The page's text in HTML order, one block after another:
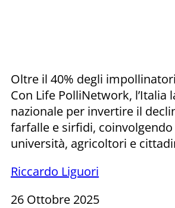
Oltre il 40% degli
Con Life PolliNetwork, l’Italia
nazionale per invertire il
farfalle e sirfidi,
università, agricoltori e
Riccardo Liguori
26 Ottobre 2025